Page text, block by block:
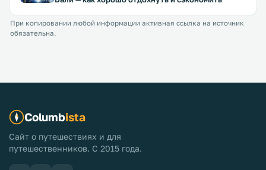
При копировании любой информации активная ссылка на источник
обязательна.
Columbista
Сайт о путешествиях и для
путешественников. С 2015 года.